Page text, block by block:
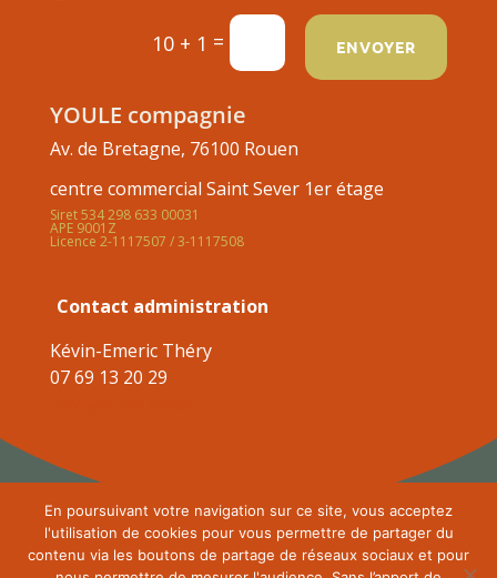
10 + 1 = ENVOYER
YOULE compagnie
Av. de Bretagne, 76100 Rouen
centre commercial Saint Sever 1er étage
Siret 534 298 633 00031
APE 9001Z
Licence 2-1117507 / 3-1117508
Contact administration
Kévin-Emeric Théry
07 69 13 20 29
En poursuivant votre navigation sur ce site, vous acceptez
l'utilisation de cookies pour vous permettre de partager du
contenu via les boutons de partage de réseaux sociaux et pour